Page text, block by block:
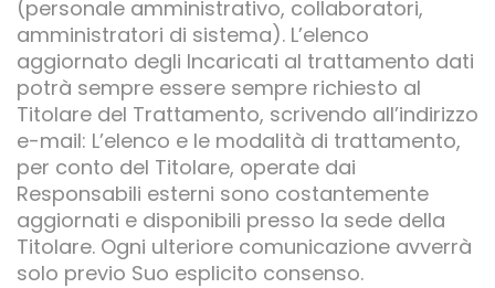
(personale amministrativo, collaboratori,
amministratori di sistema). L’elenco
aggiornato degli Incaricati al trattamento dati
potrà sempre essere sempre richiesto al
Titolare del Trattamento, scrivendo all’indirizzo
e-mail: L’elenco e le modalità di trattamento,
per conto del Titolare, operate dai
Responsabili esterni sono costantemente
aggiornati e disponibili presso la sede della
Titolare. Ogni ulteriore comunicazione avverrà
solo previo Suo esplicito consenso.